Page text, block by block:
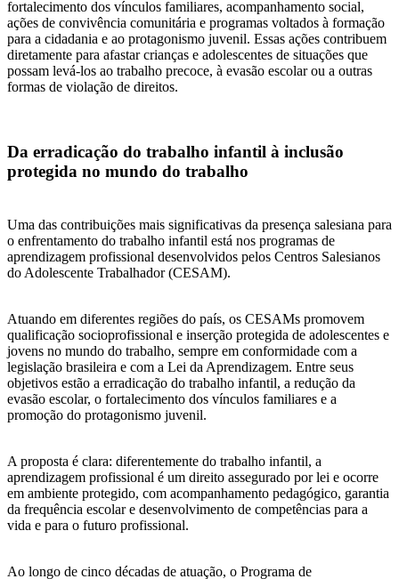
fortalecimento dos vínculos familiares, acompanhamento social,
ações de convivência comunitária e programas voltados à formação
para a cidadania e ao protagonismo juvenil. Essas ações contribuem
diretamente para afastar crianças e adolescentes de situações que
possam levá-los ao trabalho precoce, à evasão escolar ou a outras
formas de violação de direitos.
Da erradicação do trabalho infantil à inclusão
protegida no mundo do trabalho
Uma das contribuições mais significativas da presença salesiana para
o enfrentamento do trabalho infantil está nos programas de
aprendizagem profissional desenvolvidos pelos Centros Salesianos
do Adolescente Trabalhador (CESAM).
Atuando em diferentes regiões do país, os CESAMs promovem
qualificação socioprofissional e inserção protegida de adolescentes e
jovens no mundo do trabalho, sempre em conformidade com a
legislação brasileira e com a Lei da Aprendizagem. Entre seus
objetivos estão a erradicação do trabalho infantil, a redução da
evasão escolar, o fortalecimento dos vínculos familiares e a
promoção do protagonismo juvenil.
A proposta é clara: diferentemente do trabalho infantil, a
aprendizagem profissional é um direito assegurado por lei e ocorre
em ambiente protegido, com acompanhamento pedagógico, garantia
da frequência escolar e desenvolvimento de competências para a
vida e para o futuro profissional.
Ao longo de cinco décadas de atuação, o Programa de